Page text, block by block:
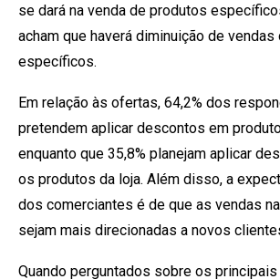
se dará na venda de produtos
acham que haverá diminuição de
específicos.
Em relação às ofertas, 64,2% dos
pretendem aplicar descontos em
enquanto que 35,8% planejam aplicar
os produtos da loja. Além disso, a
dos comerciantes é de que as vendas
sejam mais direcionadas a novos
Quando perguntados sobre os